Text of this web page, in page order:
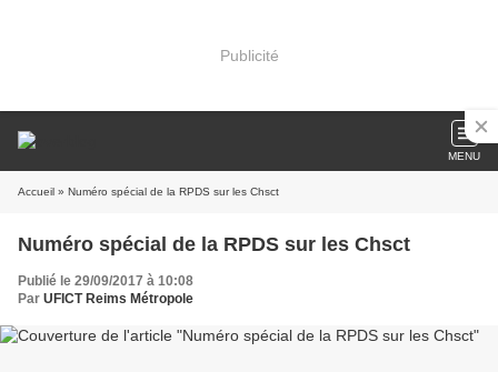
Publicité
MENU
Accueil » Numéro spécial de la RPDS sur les Chsct
Numéro spécial de la RPDS sur les Chsct
Publié le 29/09/2017 à 10:08
Par UFICT Reims Métropole